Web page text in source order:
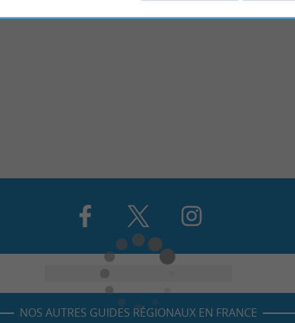
NOS AUTRES GUIDES RÉGIONAUX EN FRANCE